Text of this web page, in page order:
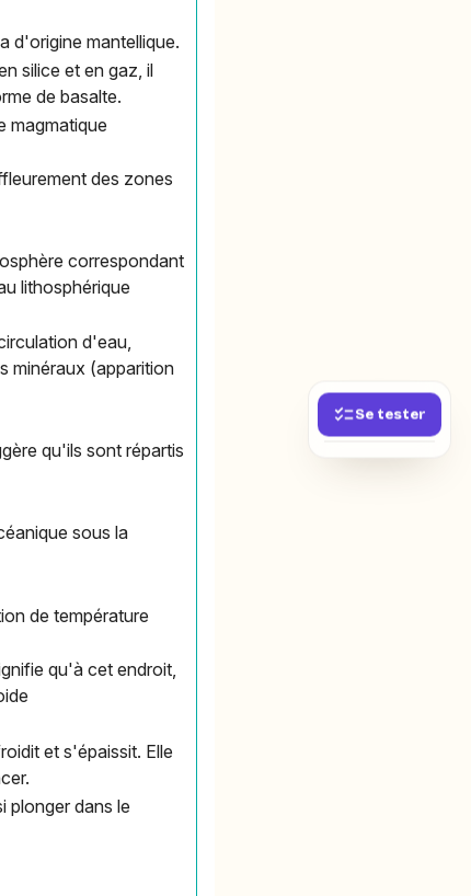
Se tester
d'origine mantellique.
silice et en gaz, il
de basalte.
magmatique
des zones
correspondant
lithosphérique
d'eau,
minéraux (apparition
qu'ils sont répartis
sous la
de température
qu'à cet endroit,
et s'épaissit. Elle
plonger dans le